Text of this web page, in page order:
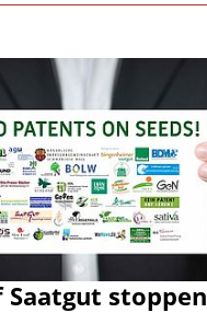
Saatgut stoppen